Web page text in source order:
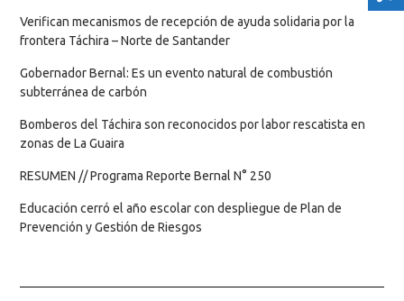
Verifican mecanismos de recepción de ayuda solidaria por la
frontera Táchira – Norte de Santander
Gobernador Bernal: Es un evento natural de combustión
subterránea de carbón
Bomberos del Táchira son reconocidos por labor rescatista en
zonas de La Guaira
RESUMEN // Programa Reporte Bernal N° 250
Educación cerró el año escolar con despliegue de Plan de
Prevención y Gestión de Riesgos